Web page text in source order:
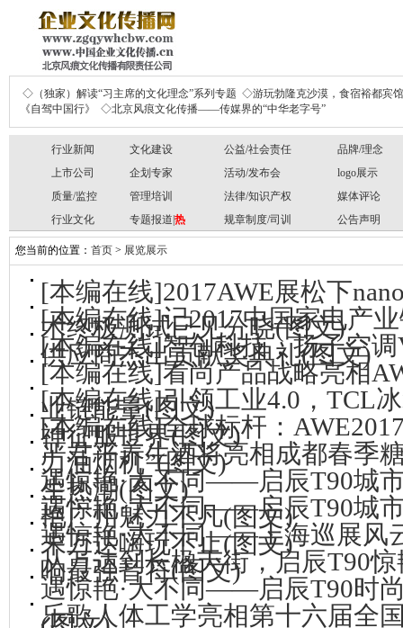
◇（独家）解读“习主席的文化理念”系列专题 ◇游玩勃隆克沙漠，食宿裕都宾馆
《自驾中国行》
◇北京风痕文化传播——传媒界的“中华老字号”
行业新闻 文化建设 公益/社会责任
品牌/理念
上市公司
企划专家 活动/发布会
logo展示
质量/监控
管理培训 法律/知识产权
媒体评论
行业文化
专题报道| 热 规章制度/司训 公告声明
您当前的位置： 首页 > 展览展示
[本编在线]2017AWE展松下
术终极测试已见分晓(图文)
[本编在线]记2017中国家电产
供应商杰出贡献奖典礼(图文)
[本编在线]智创科技，扬子空
[本编在线]看尚产品战略亮相
业链能量(图文)
[本编在线]引领工业4.0，TCL
神征服世界(图文)
[本编在线]全球标杆：
力油烟机”(图文)
严君平养生酒将亮相成都春季
生热潮(图文)
遇惊艳·大不同——启辰T90城
艳广州魅力不凡(图文)
遇惊艳·大不同——启辰T90城
末万达嗨玩不止(图文)
遇惊艳·大不同——上海巡展风
响最强音符(图文)
从万达到长楹天街，启辰T90
遇惊艳·大不同——启辰T90时
乐歌人体工学亮相第十六届全